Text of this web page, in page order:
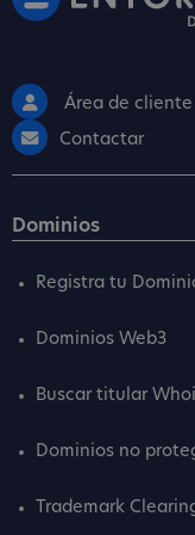
Área de cliente
Contactar
Dominios
Registra tu
Dominios Web3
Buscar titular
Dominios no
Trademark